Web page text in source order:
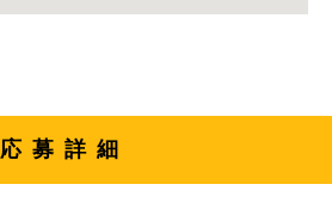
応募詳細